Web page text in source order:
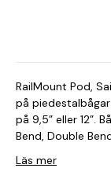
RailMount Pod,
på
på 9,5” eller 12”.
Bend, Double Bend och
Båge CC Rör-typ Passar till AG118 9,5″ 1,25″ Single Bend Alla
Läs mer